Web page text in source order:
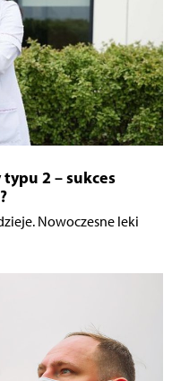
2 – sukces
Nowoczesne leki